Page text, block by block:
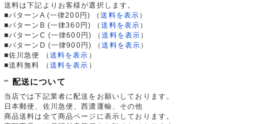
送料は下記よりお客様が選択します。
■パターンA (一律200円)
（送料を表示 ）
■パターンB (一律360円)
（送料を表示 ）
■パターンC (一律600円)
（送料を表示 ）
■パターンD (一律900円)
（送料を表示 ）
■佐川急便
（ 送料を表示 ）
■送料無料
（ 送料を表示 ）
配送について
当店では下記業者に配送をお願いしております。
日本郵便、佐川急便、西濃運輸、その他
商品送料は全て商品ページに表示しております。